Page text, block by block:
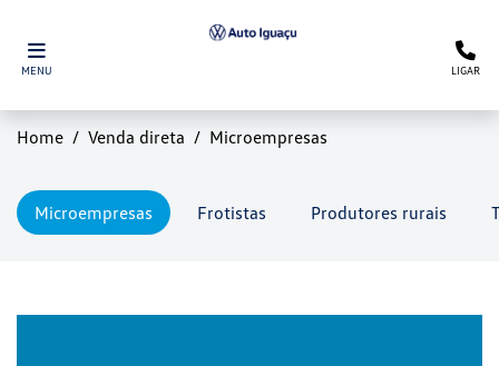
MENU LIGAR
Home Venda direta Microempresas
Frotistas Produtores rurais
Microempresas